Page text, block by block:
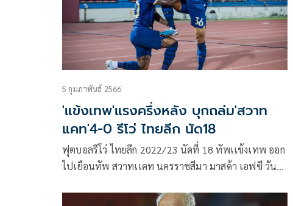
5 กุมภาพันธ์ 2566
'แข้งเทพ'แรงครึ่งหลัง บุกถล่ม'สวาท
แคท'4-0 รีโว่ ไทยลีก นัด18
ฟุตบอลรีโว่ ไทยลีก 2022/23 นัดที่ 18 ทัพเเข้งเทพ ออก
ไปเยือนทัพ สวาทเเคท นครราชสีมา มาสด้า เอฟซี วัน
กีฬาเฉลิมพระเกียรติ 80 พรรษา